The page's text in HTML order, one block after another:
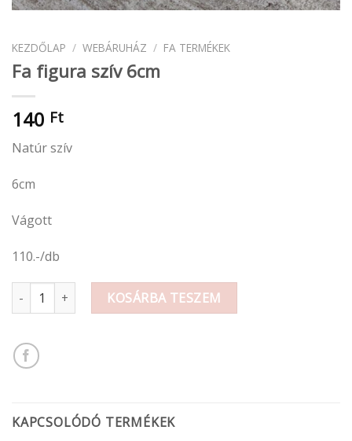
KEZDŐLAP / WEBÁRUHÁZ / FA TERMÉKEK
Fa figura szív 6cm
140 Ft
Natúr szív
6cm
Vágott
110.-/db
Fa figura szív 6cm mennyiségKOSÁRBA TESZEM
KAPCSOLÓDÓ TERMÉKEK